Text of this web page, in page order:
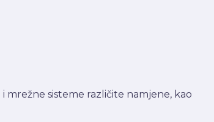
mrežne sisteme različite namjene, kao